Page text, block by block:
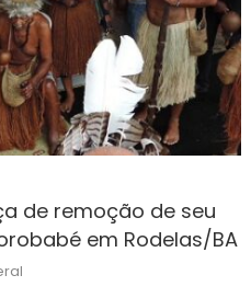
de remoção de seu
em Rodelas/BA